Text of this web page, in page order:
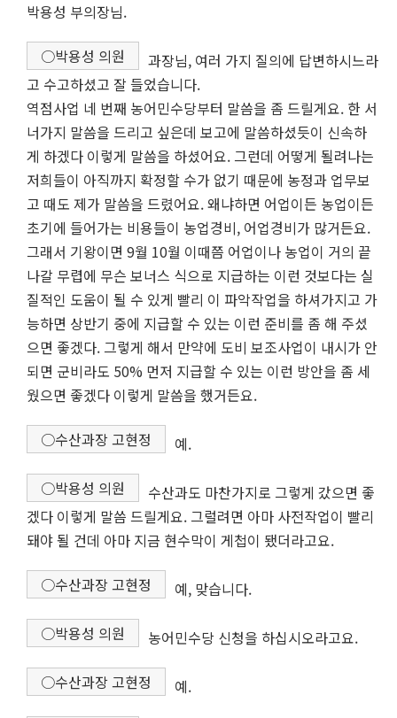
박용성 부의장님.
○박용성 의원
과장님, 여러 가지 질의에 답변하시느라
고 수고하셨고 잘 들었습니다.
역점사업 네 번째 농어민수당부터 말씀을 좀 드릴게요. 한 서
너가지 말씀을 드리고 싶은데 보고에 말씀하셨듯이 신속하
게 하겠다 이렇게 말씀을 하셨어요. 그런데 어떻게 될려나는
저희들이 아직까지 확정할 수가 없기 때문에 농정과 업무보
고 때도 제가 말씀을 드렸어요. 왜냐하면 어업이든 농업이든
초기에 들어가는 비용들이 농업경비, 어업경비가 많거든요.
그래서 기왕이면 9월 10월 이때쯤 어업이나 농업이 거의 끝
나갈 무렵에 무슨 보너스 식으로 지급하는 이런 것보다는 실
질적인 도움이 될 수 있게 빨리 이 파악작업을 하셔가지고 가
능하면 상반기 중에 지급할 수 있는 이런 준비를 좀 해 주셨
으면 좋겠다. 그렇게 해서 만약에 도비 보조사업이 내시가 안
되면 군비라도 50% 먼저 지급할 수 있는 이런 방안을 좀 세
웠으면 좋겠다 이렇게 말씀을 했거든요.
○수산과장 고현정 예.
○박용성 의원
수산과도 마찬가지로 그렇게 갔으면 좋
겠다 이렇게 말씀 드릴게요. 그럴려면 아마 사전작업이 빨리
돼야 될 건데 아마 지금 현수막이 게첩이 됐더라고요.
○수산과장 고현정 예, 맞습니다.
○박용성 의원 농어민수당 신청을 하십시오라고요.
○수산과장 고현정 예.